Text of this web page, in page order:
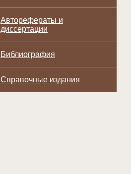
Авторефераты и
диссертации
Библиография
Справочные издания